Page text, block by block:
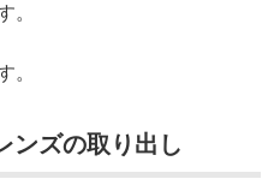
。
。
ンズの取り出し